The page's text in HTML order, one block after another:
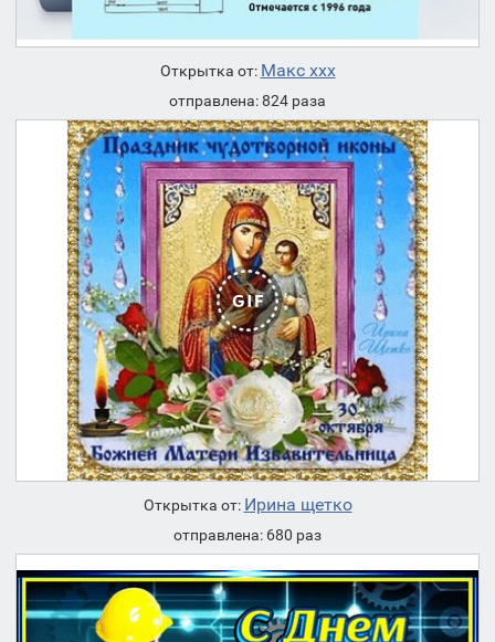
Открытка от: Макс ххх
отправлена: 824 раза
Открытка от: Ирина щетко
отправлена: 680 раз